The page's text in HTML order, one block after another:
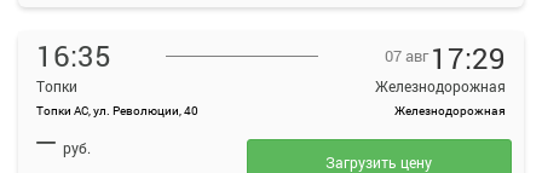
16:35
Топки
Топки АС, ул. Революции, 40
07 авг 17:29
Железнодорожная
Железнодорожная
— руб.
Загрузить цену